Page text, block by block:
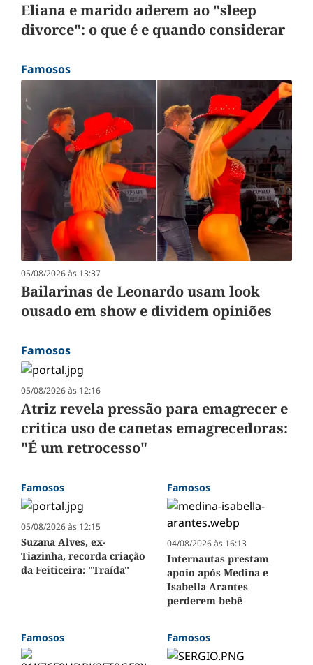
Eliana e marido aderem ao "sleep
divorce": o que é e quando considerar
Famosos
05/08/2026 às 13:37
Bailarinas de Leonardo usam look
ousado em show e dividem opiniões
Famosos
05/08/2026 às 12:16
Atriz revela pressão para emagrecer e
critica uso de canetas emagrecedoras:
"É um retrocesso"
Famosos
05/08/2026 às 12:15
Suzana Alves, ex-
Tiazinha, recorda criação
da Feiticeira: "Traída"
Famosos
04/08/2026 às 16:13
Internautas prestam
apoio após Medina e
Isabella Arantes
perderem bebê
Famosos Famosos